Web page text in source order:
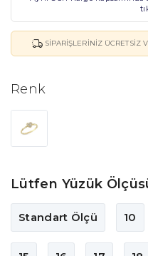
SIPARIŞLERINIZ ÜCRETSIZ
Renk
Lütfen Yüzük
Standart Ölçü 10